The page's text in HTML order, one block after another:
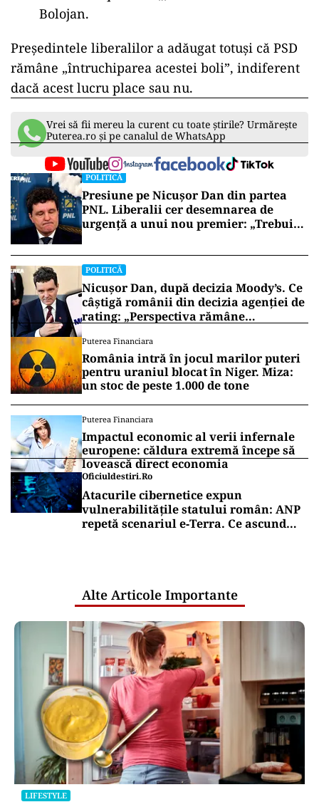
Bolojan.
Președintele liberalilor a adăugat totuși că PSD
rămâne „întruchiparea acestei boli”, indiferent
dacă acest lucru place sau nu.
Vrei să fii mereu la curent cu toate știrile? Urmărește
Puterea.ro și pe canalul de WhatsApp
POLITICĂ
Presiune pe Nicușor Dan din partea
PNL. Liberalii cer desemnarea de
urgență a unui nou premier: „Trebuie
POLITICĂ
Nicușor Dan, după decizia Moody’s. Ce
câștigă românii din decizia agenției de
rating: „Perspectiva rămâne
Puterea Financiara
România intră în jocul marilor puteri
pentru uraniul blocat în Niger. Miza:
un stoc de peste 1.000 de tone
Puterea Financiara
Impactul economic al verii infernale
europene: căldura extremă începe să
lovească direct economia
Oficiuldestiri.ro
Atacurile cibernetice expun
vulnerabilitățile statului român: ANP
repetă scenariul e‑Terra. Ce ascund
Alte Articole Importante
LIFESTYLE